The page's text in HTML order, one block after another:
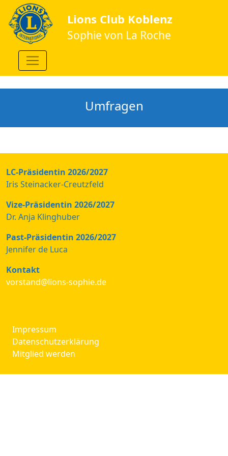
Lions Club Koblenz
Sophie von La Roche
Umfragen
LC-Präsidentin 2026/2027
Iris Steinacker-Creutzfeld
Vize-Präsidentin 2026/2027
Dr. Anja Klinghuber
Past-Präsidentin 2026/2027
Jennifer de Luca
Kontakt
vorstand@lions-sophie.de
Impressum
Datenschutzerklärung
Mitglied werden